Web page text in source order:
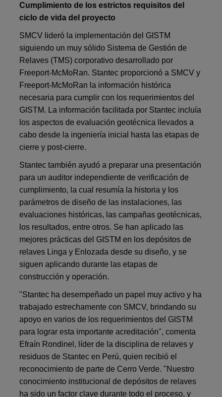
Cumplimiento de los estrictos requisitos del
ciclo de vida del proyecto
SMCV lideró la implementación del GISTM
siguiendo un muy sólido Sistema de Gestión de
Relaves (TMS) corporativo desarrollado por
Freeport-McMoRan. Stantec proporcionó a SMCV y
Freeport-McMoRan la información histórica
necesaria para cumplir con los requerimientos del
GISTM. La información facilitada por Stantec incluía
los aspectos de evaluación geotécnica llevados a
cabo desde la ingeniería inicial hasta las etapas de
cierre y post-cierre.
Stantec también ayudó a preparar una presentación
para un auditor independiente de verificación de
cumplimiento, la cual resumía la historia y los
parámetros de diseño de las instalaciones, las
evaluaciones históricas, las campañas geotécnicas,
los resultados, entre otros. Se han aplicado las
mejores prácticas del GISTM en los depósitos de
relaves Linga y Enlozada desde su diseño, y se
siguen aplicando durante las etapas de
construcción y operación.
"Stantec ha desempeñado un papel muy activo y ha
trabajado estrechamente con SMCV, brindando su
apoyo en varios de los requerimientos del GISTM
para lograr esta importante acreditación", comenta
Efraín Rondinel, líder de la disciplina de relaves y
residuos de Stantec en Perú, quien recibió el
reconocimiento de parte de Cerro Verde. "Nuestro
conocimiento institucional de depósitos de relaves
ha sido un factor clave durante todo el proceso, y